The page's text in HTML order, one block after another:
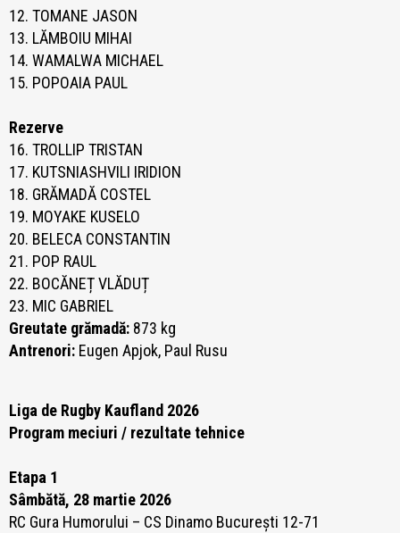
12. TOMANE JASON
13. LĂMBOIU MIHAI
14. WAMALWA MICHAEL
15. POPOAIA PAUL
Rezerve
16. TROLLIP TRISTAN
17. KUTSNIASHVILI IRIDION
18. GRĂMADĂ COSTEL
19. MOYAKE KUSELO
20. BELECA CONSTANTIN
21. POP RAUL
22. BOCĂNEȚ VLĂDUȚ
23. MIC GABRIEL
Greutate grămadă: 873 kg
Antrenori: Eugen Apjok, Paul Rusu
Liga de Rugby Kaufland 2026
Program meciuri / rezultate tehnice
Etapa 1
Sâmbătă, 28 martie 2026
RC Gura Humorului – CS Dinamo București 12-71